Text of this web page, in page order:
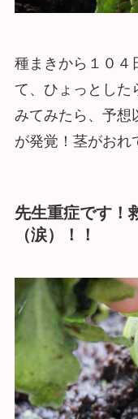
種まきから１０４
て、ひょっとした
みてみたら、予想
が発覚！茎がおれ
先生重症です！
（涙）！！